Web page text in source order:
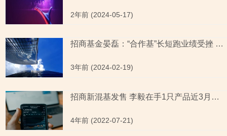
2年前 (2024-05-17)
招商基金晏磊：“合作基”长短跑业绩受挫 首次单独上阵能否一改“疲态”？
3年前 (2024-02-19)
招商新混基发售 李毅在手1只产品近3月涨幅显疲软排名靠后
4年前 (2022-07-21)